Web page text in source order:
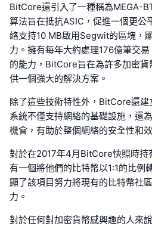
BitCore還引入了一種稱為MEGA-
算法旨在抵抗ASIC，促進一個更公
絡支持10 MB啟用Segwit的區塊，
力。擁有每年大約處理176億筆交
的能力，BitCore旨在為許多加密
供一個強大的解決方案。
除了這些技術特性外，BitCore還
系統不僅支持網絡的基礎設施，還
機會，有助於整個網絡的安全性和
對於在2017年4月BitCore快照時持
有一個將他們的比特幣以1:1的比例
顯了該項目努力將現有的比特幣社
力。
對於任何對加密貨幣感興趣的人來